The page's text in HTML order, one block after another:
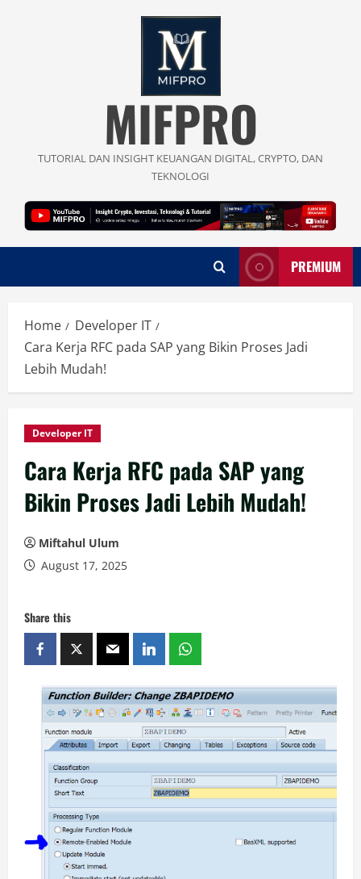
MIFPRO
TUTORIAL DAN INSIGHT KEUANGAN DIGITAL, CRYPTO, DAN
TEKNOLOGI
PREMIUM
Home
Developer IT
Cara Kerja RFC pada SAP yang Bikin Proses Jadi
Lebih Mudah!
Developer IT
Cara Kerja RFC pada SAP yang
Bikin Proses Jadi Lebih Mudah!
Miftahul Ulum
August 17, 2025
Share this